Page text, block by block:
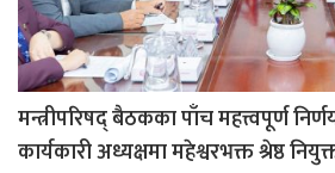
मन्त्रीपरिषद् बैठकका पाँच महत्त्वपूर्ण
कार्यकारी अध्यक्षमा महेश्वरभक्त श्रेष्ठ